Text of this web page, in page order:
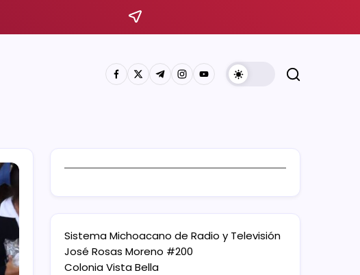
Sistema Michoacano de Radio y Televisión
José Rosas Moreno #200
Colonia Vista Bella